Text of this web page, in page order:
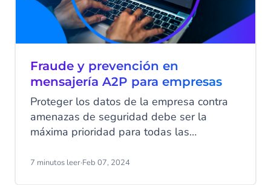
Fraude y prevención en
mensajería A2P para empresas
Proteger los datos de la empresa contra
amenazas de seguridad debe ser la
máxima prioridad para todas las
que el fraude en la mensajería A2P (de
7 minutos leer·Feb 07, 2024